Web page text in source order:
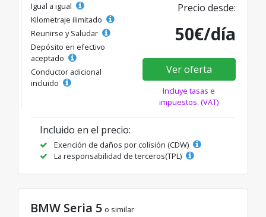
Igual a igual
Kilometraje ilimitado
Reunirse y Saludar
Depósito en efectivo
aceptado
Conductor adicional
incluido
Precio desde:
50€/día
Ver oferta
Incluye tasas e
impuestos. (VAT)
Incluido en el precio:
Exención de daños por colisión (CDW)
La responsabilidad de terceros(TPL)
BMW Seria 5 o similar